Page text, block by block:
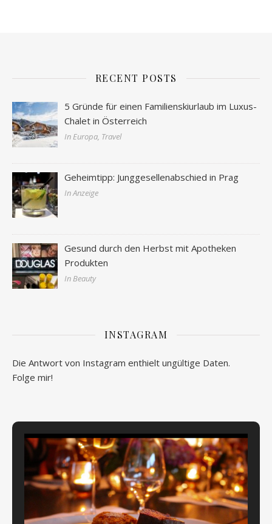
RECENT POSTS
5 Gründe für einen Familienskiurlaub im Luxus-
Chalet in Österreich
In Europa, Travel
Geheimtipp: Junggesellenabschied in Prag
In Anzeige
Gesund durch den Herbst mit Apotheken
Produkten
In Beauty
INSTAGRAM
Die Antwort von Instagram enthielt ungültige Daten.
Folge mir!